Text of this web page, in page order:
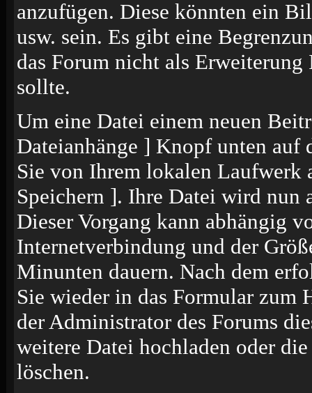
anzufügen. Diese könnten ein
usw. sein. Es gibt eine
das Forum nicht als
sollte.
Um eine Datei einem neuen
Dateianhänge ] Knopf unten auf
Sie von Ihrem lokalen
Speichern ]. Ihre Datei wird nun
Dieser Vorgang kann abhängig
Internetverbindung und der
Minunten dauern. Nach dem
Sie wieder in das Formular zum
der Administrator des Forums
weitere Datei hochladen oder
löschen.